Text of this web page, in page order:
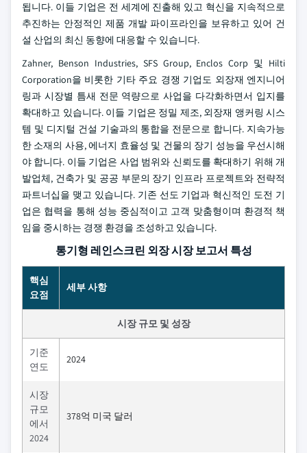
됩니다. 이들 기업은 전 세계에 진출해 있고 혁신을 지속적으로
추진하는 안정적인 제품 개발 파이프라인을 보유하고 있어 건
설 산업의 최신 동향에 대응할 수 있습니다.
Zahner, Benson Industries, SFS Group, Enclos Corp 및 Hilti
Corporation을 비롯한 기타 주요 경쟁 기업도 외장재 엔지니어
링과 시장별 틈새 전문 역량으로 사업을 다각화하면서 입지를
확대하고 있습니다. 이들 기업은 정밀 제조, 외장재 앵커링 시스
템 및 디지털 건설 기술과의 통합을 전문으로 합니다. 지속가능
한 소재의 사용, 에너지 효율성 및 건물의 장기 성능을 우선시해
야 합니다. 이들 기업은 사업 범위와 신뢰도를 확대하기 위해 개
발업체, 건축가 및 공공 부문의 장기 인프라 프로젝트와 전략적
파트너십을 맺고 있습니다. 기존 선도 기업과 혁신적인 도전 기
업은 협력을 통해 성능 중심적이고 고객 맞춤형이며 환경적 책
임을 중시하는 경쟁 환경을 조성하고 있습니다.
통기형 레인스크린 외장 시장 보고서 특성
핵심
요점
세부 사항
시장 규모 및 성장
기준
연도
2024
시장
규모
에서
2024
378억 미국 달러